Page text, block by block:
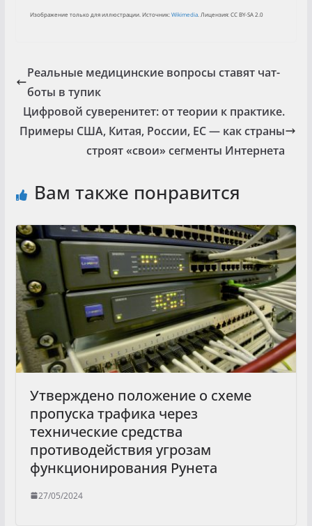
Изображение только для иллюстрации. Источник:Wikimedia. Лицензия: CC BY-SA 2.0
Реальные медицинские вопросы ставят чат-
боты в тупик
Цифровой суверенитет: от теории к практике.
Примеры США, Китая, России, ЕС — как страны
строят «свои» сегменты Интернета
Вам также понравится
Утверждено положение о схеме
пропуска трафика через
технические средства
противодействия угрозам
функционирования Рунета
27/05/2024